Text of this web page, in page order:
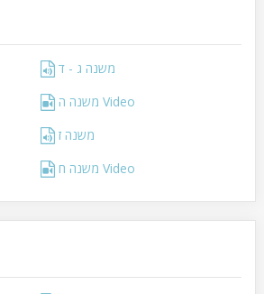
משנה ג - ד
משנה ה Video
משנה ז
משנה ח Video